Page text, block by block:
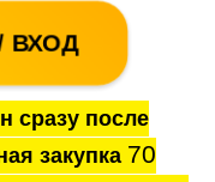
ВХОД
сразу после
закупка 70